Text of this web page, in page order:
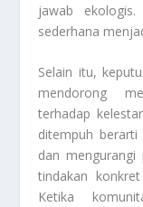
jawab
sederhana
Selain itu,
mendorong
terhadap
ditempuh
dan
tindakan
Ketika